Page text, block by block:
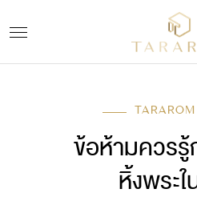
TARAROM
ข้อห้ามควร
หิ้งพระ